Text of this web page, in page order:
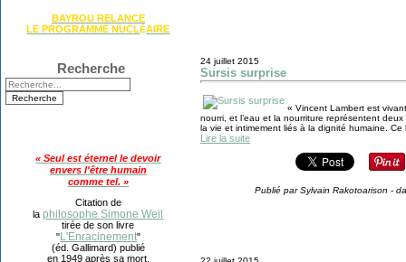
BAYROU RELANCE
LE PROGRAMME NUCLÉAIRE
Recherche
« Seul est éternel le devoir
envers l'être humain
comme tel. »
Citation de
laphilosophe Simone Weil
tirée de son livre
"L'Enracinement"
(éd. Gallimard) publié
en 1949 après sa mort.
24 juillet 2015
Sursis surprise
« Vincent Lambert est
nourri, et l’eau et la nourriture représentent
la vie et intimement liés à la dignité humaine.
Lire la suite
Publié par Sylvain Rakotoarison -